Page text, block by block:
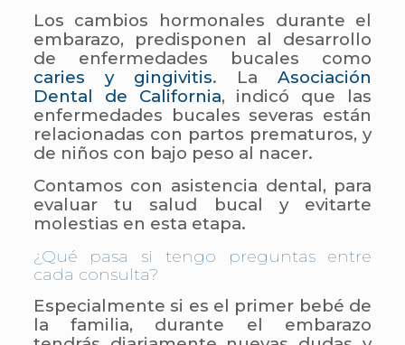
Los cambios hormonales durante el
embarazo, predisponen al desarrollo
de enfermedades bucales como
caries y gingivitis. LaAsociación
Dental de California, indicó que las
enfermedades bucales severas están
relacionadas con partos prematuros, y
de niños con bajo peso al nacer.
Contamos con asistencia dental, para
evaluar tu salud bucal y evitarte
molestias en esta etapa.
¿Qué pasa si tengo preguntas entre
cada consulta?
Especialmente si es el primer bebé de
la familia, durante el embarazo